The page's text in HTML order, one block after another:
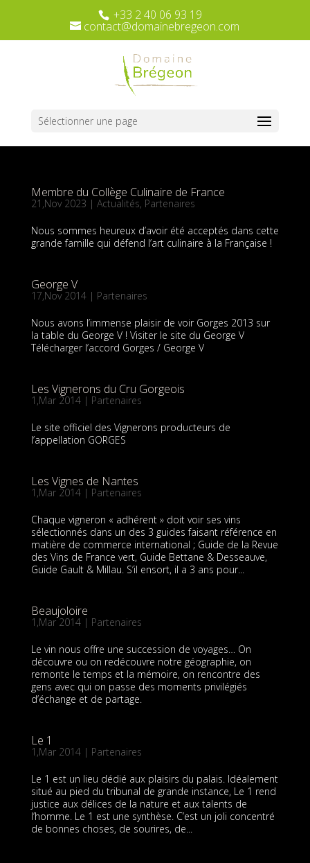
+33 2 40 06 93 19
contact@domainebregeon.com
Sélectionner une page
Membre du Collège Culinaire de France
21,Nov 2023 | Actualités, Partenaires
Nous sommes heureux d’avoir été acceptés dans cette
grande famille qui défend l’art culinaire à la Française !
George V
17,Nov 2014| Partenaires
Nous avons l’immense plaisir de voir Gorges 2013 sur
la table du George V ! Visiter le site du George V
Télécharger l’accord Gorges / George V
Les Vignerons du Cru Gorgeois
1,Mar 2014| Partenaires
Le site officiel des Vignerons producteurs de
l’appellation GORGES
Les Vignes de Nantes
1,Mar 2014| Partenaires
Chaque vigneron « adhérent » doit voir ses vins
sélectionnés dans un des 3 guides faisant référence en
matière de commerce international ; Guide de la Revue
des Vins de France vert, Guide Bettane & Desseauve,
Guide Gault & Millau. S’il ensort, il a 3 ans pour...
Beaujoloire
1,Mar 2014| Partenaires
Le vin nous offre une succession de voyages… On
découvre ou on redécouvre notre géographie, on
remonte le temps et la mémoire, on rencontre des
gens avec qui on passe des moments privilégiés
d’échange et de partage.
Le 1
1,Mar 2014| Partenaires
Le 1 est un lieu dédié aux plaisirs du palais. Idéalement
situé au pied du tribunal de grande instance, Le 1 rend
justice aux délices de la nature et aux talents de
l’homme. Le 1 est une synthèse. C’est un joli concentré
de bonnes choses, de sourires, de...